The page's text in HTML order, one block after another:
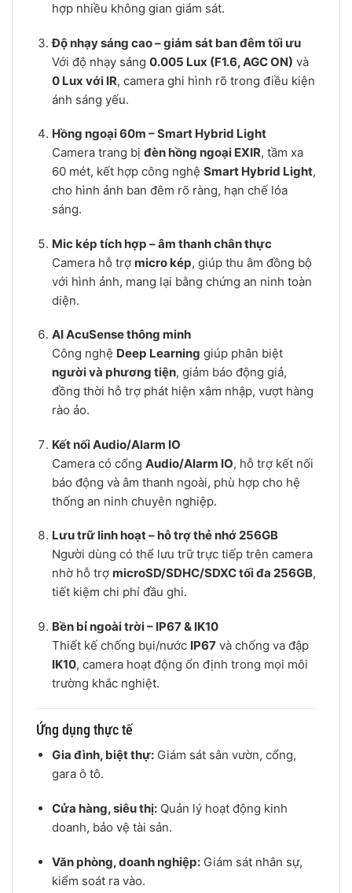
hợp nhiều không gian giám sát.
Độ nhạy sáng cao – giám sát ban đêm tối ưu
Với độ nhạy sáng 0.005 Lux (F1.6, AGC ON) và
0 Lux với IR, camera ghi hình rõ trong điều kiện
ánh sáng yếu.
Hồng ngoại 60m – Smart Hybrid Light
Camera trang bị đèn hồng ngoại EXIR, tầm xa
60 mét, kết hợp công nghệ Smart Hybrid Light,
cho hình ảnh ban đêm rõ ràng, hạn chế lóa
sáng.
Mic kép tích hợp – âm thanh chân thực
Camera hỗ trợ micro kép, giúp thu âm đồng bộ
với hình ảnh, mang lại bằng chứng an ninh toàn
diện.
AI AcuSense thông minh
Công nghệ Deep Learning giúp phân biệt
người và phương tiện, giảm báo động giả,
đồng thời hỗ trợ phát hiện xâm nhập, vượt hàng
rào ảo.
Kết nối Audio/Alarm IO
Camera có cổng Audio/Alarm IO, hỗ trợ kết nối
báo động và âm thanh ngoài, phù hợp cho hệ
thống an ninh chuyên nghiệp.
Lưu trữ linh hoạt – hỗ trợ thẻ nhớ 256GB
Người dùng có thể lưu trữ trực tiếp trên camera
nhờ hỗ trợ microSD/SDHC/SDXC tối đa 256GB,
tiết kiệm chi phí đầu ghi.
Bền bỉ ngoài trời – IP67 & IK10
Thiết kế chống bụi/nước IP67và chống va đập
IK10, camera hoạt động ổn định trong mọi môi
trường khắc nghiệt.
Ứng dụng thực tế
Gia đình, biệt thự:Giám sát sân vườn, cổng,
gara ô tô.
Cửa hàng, siêu thị:Quản lý hoạt động kinh
doanh, bảo vệ tài sản.
Văn phòng, doanh nghiệp:Giám sát nhân sự,
kiểm soát ra vào.